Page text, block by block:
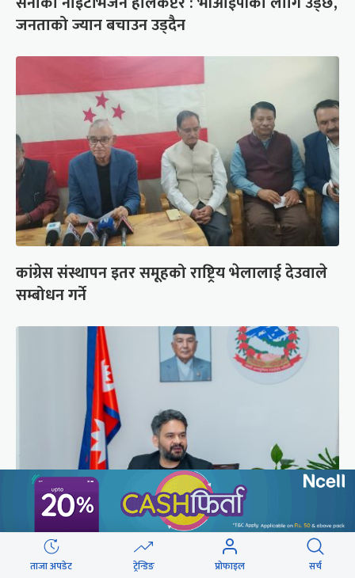
जनताको ज्यान बचाउन उड्दैन
कांग्रेस संस्थापन इतर समूहको राष्ट्रिय भेलालाई देउवाले
सम्बोधन गर्ने
प्रधानमन्त्री बालेनले ल्याएको विधेयक संसदीय
समितिबाट जस्ताको तस्तै सदर
ताजा अपडेट ट्रेन्डिङ प्रोफाइल सर्च